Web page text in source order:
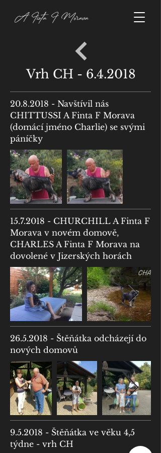
Vrh CH - 6.4.2018
20.8.2018 - Navštívil nás
CHITTUSSI A Finta F Morava
(domácí jméno Charlie) se svými
páníčky
15.7.2018 - CHURCHILL A Finta F
Morava v novém domově,
CHARLES A Finta F Morava na
dovolené v Jizerských horách
26.5.2018 - Štěňátka odcházejí do
nových domovů
9.5.2018 - Štěňátka ve věku 4,5
týdne - vrh CH